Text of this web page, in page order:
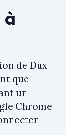
à
de Dux
que
un
Chrome